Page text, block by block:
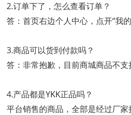
2.订单下了，怎么查看订单？
答：首页右边个人中心，点开“我
3.商品可以货到付款吗？
答：非常抱歉，目前商城商品不支
4.产品都是YKK正品吗？
平台销售的商品，全部是经过厂